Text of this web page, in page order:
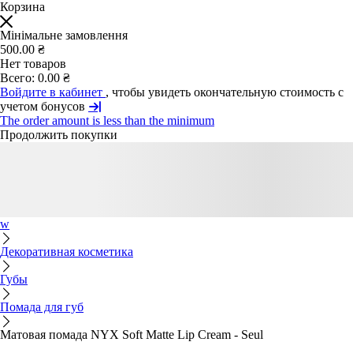
Корзина
Мінімальне замовлення
500.00 ₴
Нет товаров
Всего: 0.00 ₴
Войдите в кабинет , чтобы увидеть окончательную стоимость с
учетом бонусов
The order amount is less than the minimum
Продолжить покупки
w
Декоративная косметика
Губы
Помада для губ
Матовая помада NYX Soft Matte Lip Cream - Seul